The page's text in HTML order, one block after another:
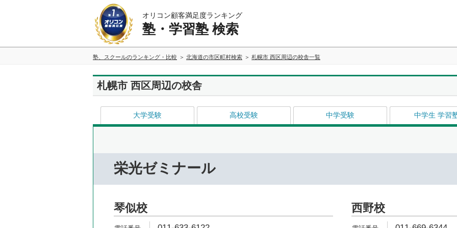
オリコン顧客満足度ランキング
塾・学習塾 検索
塾、スクールのランキング・比較 北海道の市区町村検索 札幌市 西区周辺の校舎一覧
札幌市 西区周辺の校舎
大学受験 高校受験 中学受験 中学生 学習
栄光ゼミナール
琴似校 西野校